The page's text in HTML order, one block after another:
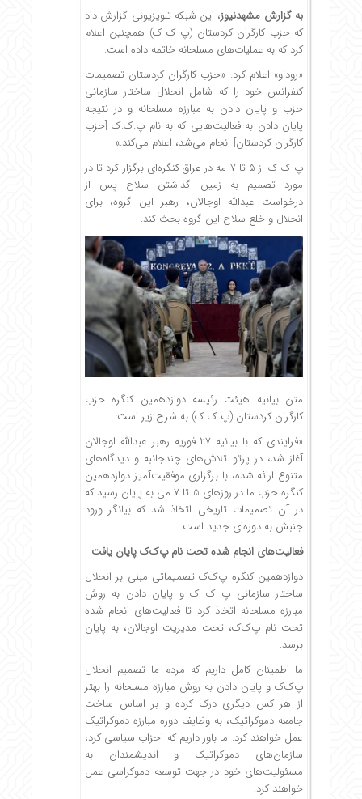
به گزارش مشهدنیوز، این شبکه تلویزیونی گزارش داد
که حزب کارگران کردستان (پ ک ک) همچنین اعلام
کرد که به عملیات‌های مسلحانه خاتمه داده است.
«روداو» اعلام کرد: «حزب کارگران کردستان تصمیمات
کنفرانس خود را که شامل انحلال ساختار سازمانی
حزب و پایان دادن به مبارزه مسلحانه و در نتیجه
پایان دادن به فعالیت‌هایی که به نام پ.ک.ک [حزب
کارگران کردستان] انجام می‌شد، اعلام می‌کند.»
پ ک ک از ۵ تا ۷ مه در عراق کنگره‌ای برگزار کرد تا در
مورد تصمیم به زمین گذاشتن سلاح پس از
درخواست عبدالله اوجالان، رهبر این گروه، برای
انحلال و خلع سلاح این گروه بحث کند.
متن بیانیه هیئت رئیسه دوازدهمین کنگره حزب
کارگران کردستان (پ ک ک) به شرح زیر است:
«فرایندی که با بیانیه ۲۷ فوریه رهبر عبدالله اوجالان
آغاز شد، در پرتو تلاش‌های چندجانبه و دیدگاه‌های
متنوع ارائه شده، با برگزاری موفقیت‌آمیز دوازدهمین
کنگره حزب ما در روزهای ۵ تا ۷ می به پایان رسید که
در آن تصمیمات تاریخی اتخاذ شد که بیانگر ورود
جنبش به دوره‌ای جدید است.
فعالیت‌های انجام شده تحت نام پ‌ک‌ک پایان یافت
دوازدهمین کنگره پ‌ک‌ک تصمیماتی مبنی بر انحلال
ساختار سازمانی پ ک ک و پایان دادن به روش
مبارزه مسلحانه اتخاذ کرد تا فعالیت‌های انجام شده
تحت نام پ‌ک‌ک، تحت مدیریت اوجالان، به پایان
برسد.
ما اطمینان کامل داریم که مردم ما تصمیم انحلال
پ‌ک‌ک و پایان دادن به روش مبارزه مسلحانه را بهتر
از هر کس دیگری درک کرده و بر اساس ساخت
جامعه دموکراتیک، به وظایف دوره مبارزه دموکراتیک
عمل خواهند کرد. ما باور داریم که احزاب سیاسی کرد،
سازمان‌های دموکراتیک و اندیشمندان به
مسئولیت‌های خود در جهت توسعه دموکراسی عمل
خواهند کرد.